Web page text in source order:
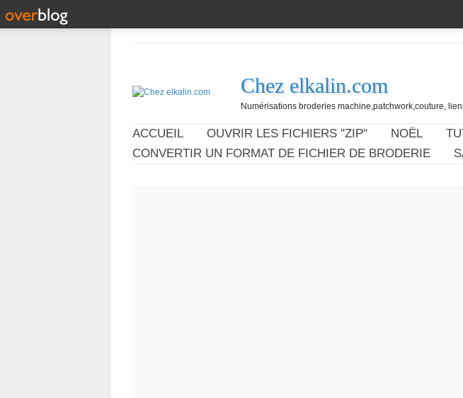
Chez elkalin.com
Numérisations broderies machine,patchwork,couture,
ACCUEIL OUVRIR LES FICHIERS "ZIP" NOËL
CONVERTIR UN FORMAT DE FICHIER DE BRODERIE